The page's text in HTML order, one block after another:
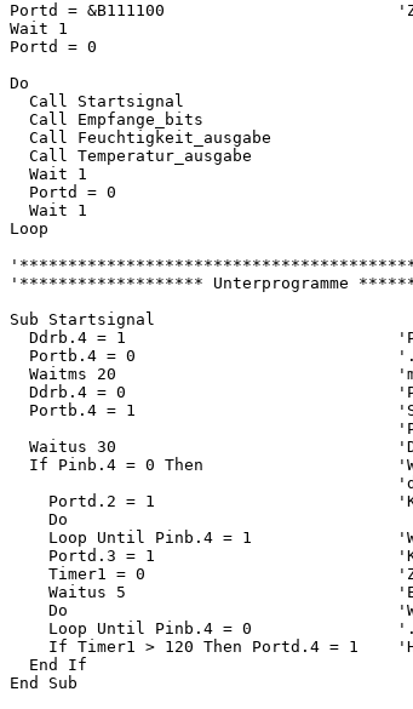
Portd = &B111100
Wait 1
Portd = 0
Do
  Call Startsignal
  Call Empfange_bits
  Call Feuchtigkeit_ausgabe
  Call Temperatur_ausgabe
  Wait 1
  Portd = 0
  Wait 1
Loop
'******************* Unterprogramme
Sub Startsignal
Ddrb.4 = 1
Portb.4 = 0
Waitms 20
Ddrb.4 = 0
Portb.4 = 1
Waitus 30
If Pinb.4 = 0 Then
Portd.2 = 1
    Do
Loop Until Pinb.4 = 1
Portd.3 = 1
Timer1 = 0
Waitus 5
Do
Loop Until Pinb.4 = 0
If Timer1 > 120 Then Portd.4 = 1
  End If
End Sub